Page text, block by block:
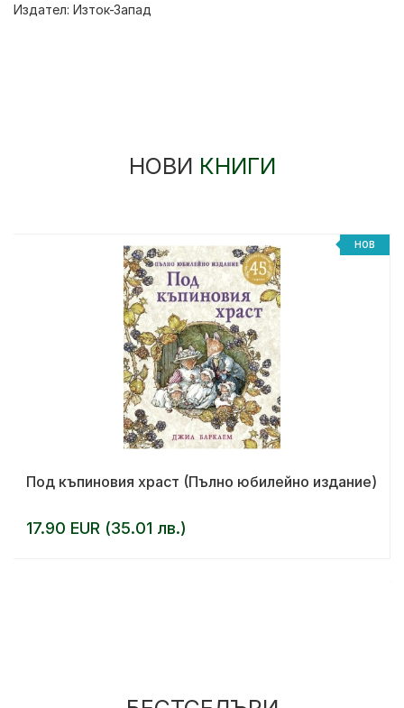
Издател: Изток-Запад
НОВИ КНИГИ
НОВ
Под къпиновия храст (Пълно юбилейно издание)
17.90 EUR (35.01 лв.)